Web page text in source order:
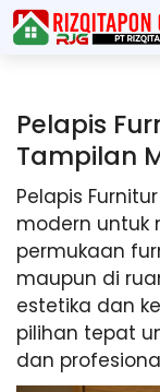
Pelapis
Tampilan
Pelapis
modern untuk
permukaan
maupun di
estetika dan
pilihan tepat
dan